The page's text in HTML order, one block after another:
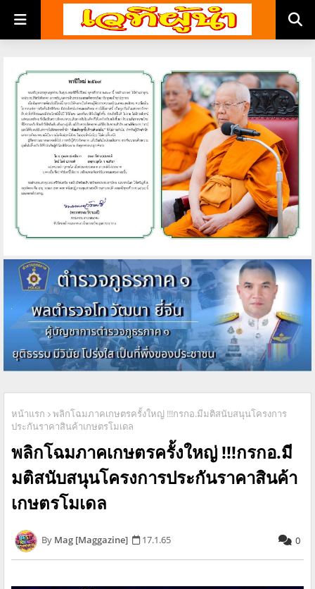
หน้าแรก
พลิกโฉมภาคเกษตรครั้งใหญ่ !!!กรกอ.มีมติสนับสนุนโครงการ
ประกันราคาสินค้าเกษตรโมเดล
พลิกโฉมภาคเกษตรครั้งใหญ่ !!!กรกอ.มี
มติสนับสนุนโครงการประกันราคาสินค้า
เกษตรโมเดล
Mag [Maggazine] 17.1.65 0